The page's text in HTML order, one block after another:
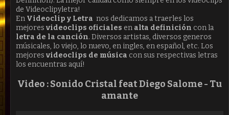
de Videoclipyletra!
En Videoclip y Letra nos dedicamos a traerles los
mejores videoclips oficiales en alta definición con la
letra de la canción. Diversos artistas, diversos generos
músicales, lo viejo, lo nuevo, en ingles, en español, etc. Los
mejores videoclips de música con sus respectivas letras
los encuentras aquí!
Video :Sonido Cristal feat Diego Salome - Tu
amante